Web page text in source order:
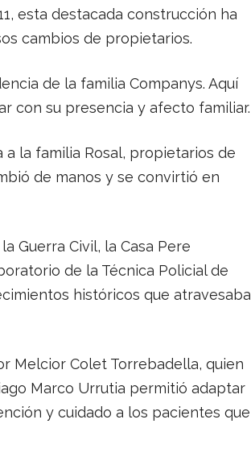
esta destacada construcción ha
cambios de propietarios.
de la familia Companys. Aquí
con su presencia y afecto familiar.
a la familia Rosal, propietarios de
de manos y se convirtió en
Guerra Civil, la Casa Pere
de la Técnica Policial de
históricos que atravesaba
Melcior Colet Torrebadella, quien
Marco Urrutia permitió adaptar
y cuidado a los pacientes que